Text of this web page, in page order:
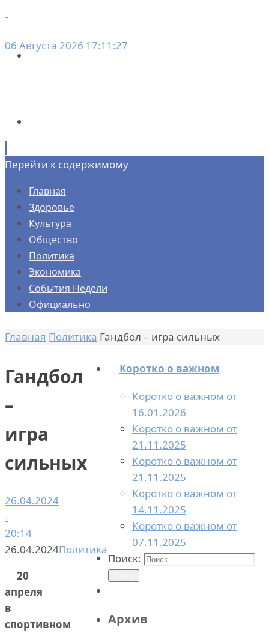
06 Августа 2026 17:11:27
Перейти к содержимому
Главная
Здоровье
Культура
Общество
Политика
Экономика
События Недели
Официально
Главная Политика Гандбол – игра сильных
Гандбол
–
игра
сильных
26.04.2024
-
20:14
26.04.2024Политика
20
апреля
в
спортивном
Коротко о важном
Коротко о важном от
16.01.2026
Коротко о важном от
21.11.2025
Коротко о важном от
21.11.2025
Коротко о важном от
14.11.2025
Коротко о важном от
07.11.2025
Поиск:
Архив